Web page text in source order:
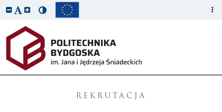
REKRUTACJA